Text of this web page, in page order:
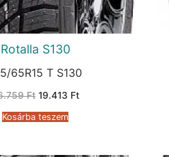
Rotalla S130
65R15 T S130
Ft Original
was:
26.759 Ft.
19.413 FtCurrent
Kosárba teszem